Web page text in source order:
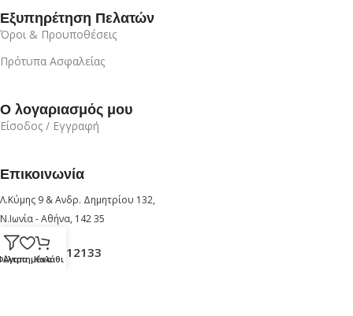
Εξυπηρέτηση Πελατών
Όροι & Προυποθέσεις
Πρότυπα Ασφαλείας
Ο λογαριασμός μου
Είσοδος / Εγγραφή
Επικοινωνία
Λ.Κύμης 9 & Ανδρ. Δημητρίου 132,
Ν.Ιωνία - Αθήνα, 142 35
+30 210 6912133
Αγαπημένα
Καλάθι